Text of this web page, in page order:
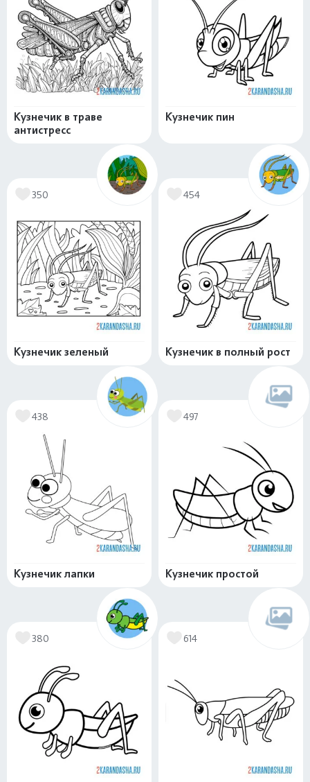
Кузнечик в траве
антистресс
Кузнечик пин
350
Кузнечик зеленый
454
Кузнечик в полный рост
438
Кузнечик лапки
497
Кузнечик простой
380 614